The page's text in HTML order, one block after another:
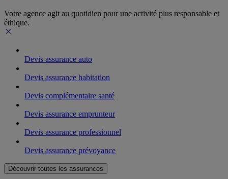
Votre agence agit au quotidien pour une activité plus responsable et
éthique.
Devis assurance auto
Devis assurance habitation
Devis complémentaire santé
Devis assurance emprunteur
Devis assurance professionnel
Devis assurance prévoyance
Découvrir toutes les assurances